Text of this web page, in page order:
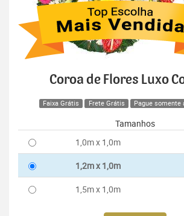
Coroa de Flores Luxo
Faixa Grátis Frete Grátis Pague somente
Tamanhos
1,0m x 1,0m
1,2m x 1,0m
1,5m x 1,0m